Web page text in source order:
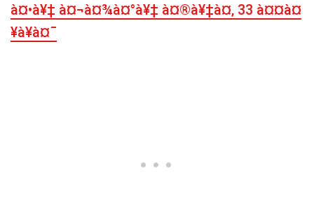
à¤•à¥‡ à¤¬à¤¾à¤°à¥‡ à¤®à¥‡à¤‚ 33 à¤¤à¤
¥à¥à¤¯